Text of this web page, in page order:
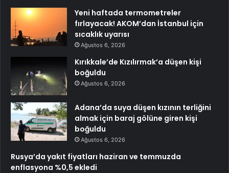
Yeni haftada termometreler
fırlayacak! AKOM’dan İstanbul için
sıcaklık uyarısı
Ağustos 6, 2026
Kırıkkale’de Kızılırmak’a düşen kişi
boğuldu
Ağustos 6, 2026
Adana’da suya düşen kızının terliğini
almak için baraj gölüne giren kişi
boğuldu
Ağustos 6, 2026
Rusya’da yakıt fiyatları haziran ve temmuzda
enflasyona %0,5 ekledi